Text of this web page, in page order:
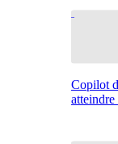
Copilot
atteindre